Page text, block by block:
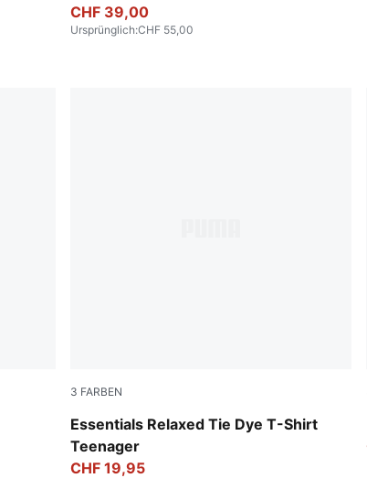
CHF 39,00
Ursprünglich:CHF 55,00
3 FARBEN
Essentials Relaxed Tie Dye T-Shirt
Teenager
Emerald Ice
CHF 19,95